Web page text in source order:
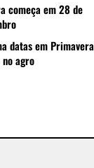
começa em 28 de
datas em Primavera
agro